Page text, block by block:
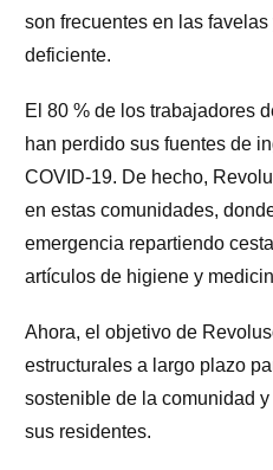
son frecuentes en las
deficiente.
El 80 % de los trabajadores
han perdido sus fuentes de
COVID-19. De hecho,
en estas comunidades,
emergencia repartiendo
artículos de higiene y
Ahora, el objetivo de
estructurales a largo plazo
sostenible de la comunidad
sus residentes.